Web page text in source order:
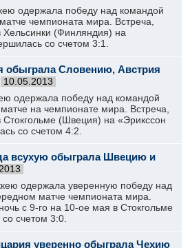
одержала победу над командой
чемпионата мира. Встреча,
(Финляндия) на
со счетом 3:1.
обыграла Словению, Австрия
10.05.2013
одержала победу над командой
на чемпионате мира. Встреча,
(Швеция) на «Эрикссон
со счетом 4:2.
всухую обыграла Швецию и
одержала уверенную победу над
матче чемпионата мира.
с 9-го на 10-ое мая в Стокгольме
счетом 3:0.
уверенно обыграла Чехию